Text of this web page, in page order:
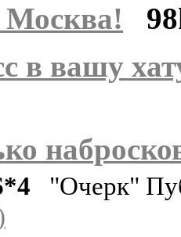
Москва!
в вашу
"Очерк"